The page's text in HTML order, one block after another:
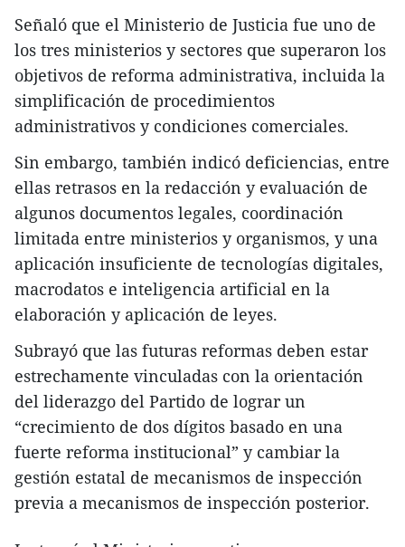
Señaló que el Ministerio de Justicia fue uno de
los tres ministerios y sectores que superaron los
objetivos de reforma administrativa, incluida la
simplificación de procedimientos
administrativos y condiciones comerciales.
Sin embargo, también indicó deficiencias, entre
ellas retrasos en la redacción y evaluación de
algunos documentos legales, coordinación
limitada entre ministerios y organismos, y una
aplicación insuficiente de tecnologías digitales,
macrodatos e inteligencia artificial en la
elaboración y aplicación de leyes.
Subrayó que las futuras reformas deben estar
estrechamente vinculadas con la orientación
del liderazgo del Partido de lograr un
“crecimiento de dos dígitos basado en una
fuerte reforma institucional” y cambiar la
gestión estatal de mecanismos de inspección
previa a mecanismos de inspección posterior.